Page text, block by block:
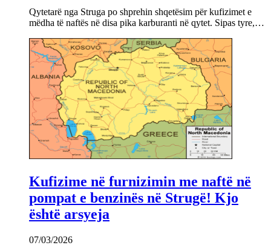
Qytetarë nga Struga po shprehin shqetësim për kufizimet e
mëdha të naftës në disa pika karburanti në qytet. Sipas tyre,…
Kufizime në furnizimin me naftë në
pompat e benzinës në Strugë! Kjo
është arsyeja
07/03/2026